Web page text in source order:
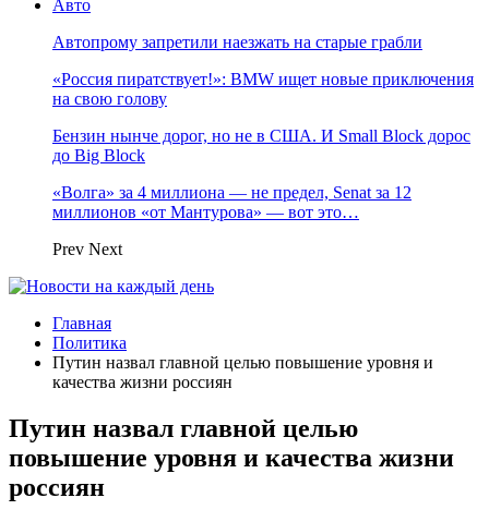
Авто
Автопрому запретили наезжать на старые грабли
«Россия пиратствует!»: BMW ищет новые приключения
на свою голову
Бензин нынче дорог, но не в США. И Small Block дорос
до Big Block
«Волга» за 4 миллиона — не предел, Senat за 12
миллионов «от Мантурова» — вот это…
Prev Next
Главная
Политика
Путин назвал главной целью повышение уровня и
качества жизни россиян
Путин назвал главной целью
повышение уровня и качества жизни
россиян